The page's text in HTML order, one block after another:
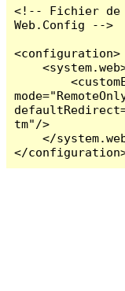
<!-- Fichier de
Web.Config -->
<configuration>
    <system.web>
        <customErrors
tm"/>
    </system.web>
</